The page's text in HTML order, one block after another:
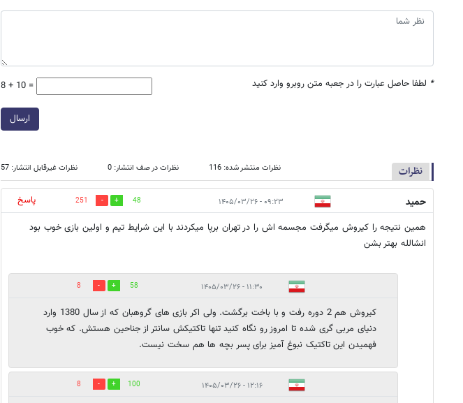
* لطفا حاصل عبارت را در جعبه متن روبرو وارد کنید 8 + 10 =
ارسال
نظرات نظرات منتشر شده: 116 نظرات در صف انتشار: 0 نظرات غیرقابل انتشار: 57
حمید ۰۹:۲۳ - ۱۴۰۵/۰۳/۲۶ 48
251
پاسخ
همین نتیجه را کیروش میگرفت مجسمه اش را در تهران برپا میکردند با این شرایط تیم و اولین بازی خوب بود
انشالله بهتر بشن
۱۱:۳۰ - ۱۴۰۵/۰۳/۲۶ 58
8
کیروش هم 2 دوره رفت و با باخت برگشت. ولی اکر بازی های گروهبان که از سال 1380 وارد
دنیای مربی گری شده تا امروز رو نگاه کنید تنها تاکتیکش سانتر از جناحین هستش. که خوب
فهمیدن این تاکتیک نبوغ آمیز برای پسر بچه ها هم سخت نیست.
۱۲:۱۶ - ۱۴۰۵/۰۳/۲۶ 100
8